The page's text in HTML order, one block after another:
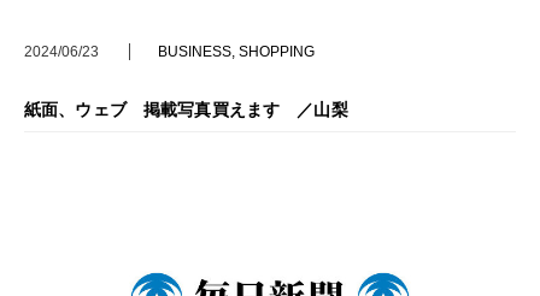
2024/06/23 BUSINESS, SHOPPING
紙面、ウェブ 掲載写真買えます ／山梨